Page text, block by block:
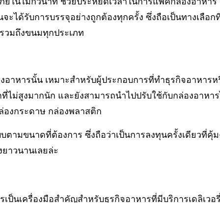
ะได้รับการบรรจุอย่างถูกต้องทุกครั้ง ซึ่งถือเป็นทางเลือ
วมถึงขนมทุกประเภท
อาหารนั้น เหมาะสำหรับผู้ประกอบการที่ทำธุรกิจอาหาร
ไม่สูงมากนัก และยังสามารถนำไปปรับใช้กับกล่องอาหา
องกระดาษ กล่องพลาสติก
ตามขนาดที่ต้องการ ซึ่งถือว่าเป็นการลงทุนครั้งเดียวที่คุ้
าวนานเลยล่ะ
เป็นเครื่องมือสำคัญสำหรับธุรกิจอาหารที่มีบริการเดลิเวอ